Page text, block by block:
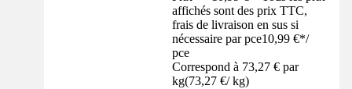
affichés sont des prix TTC,
frais de livraison en sus si
nécessaire par pce10,99 €*/
pce
Correspond à 73,27 € par
kg(73,27 €/ kg)